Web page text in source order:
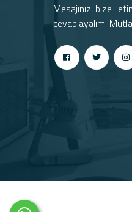
Mesajınızı bize
cevaplayalım.